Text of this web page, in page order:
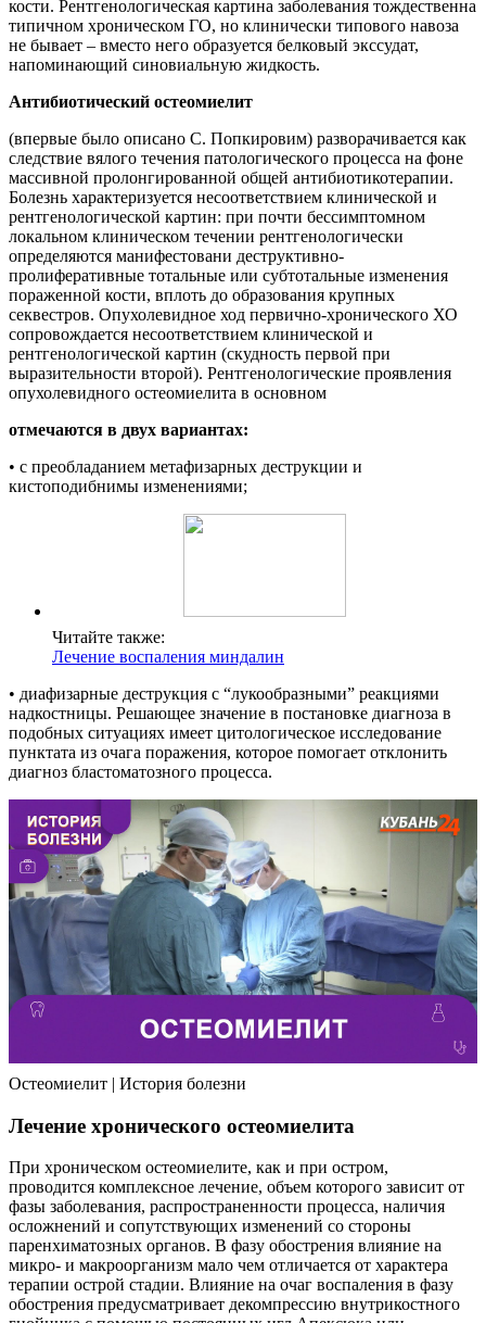
кости. Рентгенологическая картина заболевания тождественна
типичном хроническом ГО, но клинически типового навоза
не бывает – вместо него образуется белковый экссудат,
напоминающий синовиальную жидкость.
Антибиотический остеомиелит
(впервые было описано С. Попкировим) разворачивается как
следствие вялого течения патологического процесса на фоне
массивной пролонгированной общей антибиотикотерапии.
Болезнь характеризуется несоответствием клинической и
рентгенологической картин: при почти бессимптомном
локальном клиническом течении рентгенологически
определяются манифестовани деструктивно-
пролиферативные тотальные или субтотальные изменения
пораженной кости, вплоть до образования крупных
секвестров. Опухолевидное ход первично-хронического ХО
сопровождается несоответствием клинической и
рентгенологической картин (скудность первой при
выразительности второй). Рентгенологические проявления
опухолевидного остеомиелита в основном
отмечаются в двух вариантах:
• с преобладанием метафизарных деструкции и
кистоподибнимы изменениями;
Читайте также:
Лечение воспаления миндалин
• диафизарные деструкция с “лукообразными” реакциями
надкостницы. Решающее значение в постановке диагноза в
подобных ситуациях имеет цитологическое исследование
пунктата из очага поражения, которое помогает отклонить
диагноз бластоматозного процесса.
Остеомиелит | История болезни
Лечение хронического остеомиелита
При хроническом остеомиелите, как и при остром,
проводится комплексное лечение, объем которого зависит от
фазы заболевания, распространенности процесса, наличия
осложнений и сопутствующих изменений со стороны
паренхиматозных органов. В фазу обострения влияние на
микро- и макроорганизм мало чем отличается от характера
терапии острой стадии. Влияние на очаг воспаления в фазу
обострения предусматривает декомпрессию внутрикостного